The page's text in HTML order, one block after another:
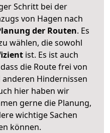
Schritt bei der
von Hagen nach
der Routen. Es
wählen, die sowohl
ist. Es ist auch
die Route frei von
Hindernissen
hier haben wir
gerne die Planung,
wichtige Sachen
können.